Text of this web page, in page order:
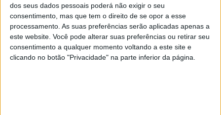
dos seus dados pessoais poderá não exigir o seu
consentimento, mas que tem o direito de se opor a esse
processamento. As suas preferências serão aplicadas apenas a
este website. Você pode alterar suas preferências ou retirar seu
consentimento a qualquer momento voltando a este site e
clicando no botão "Privacidade" na parte inferior da página.
18 milésimas depois, ficou António Rueda da Red Bull
KTM Ajo, com o 4º lugar de Joel Kelso a mostrar porque
é, justamente, um piloto cobiçado pelas marcas
ultimamente. Aliás, por Setor o piloto australiano da KTM